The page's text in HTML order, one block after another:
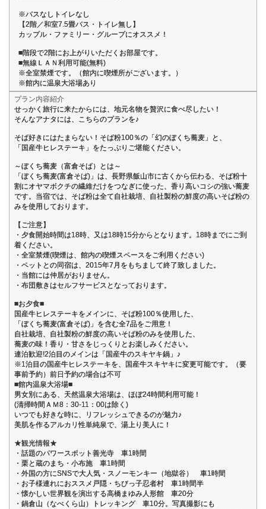
※バスなしトイレなし
【2階／和室7.5畳バス・トイレ無し】
カップル・ファミリー・グループにオススメ！
■階段で2階にお上がりいただくお部屋です。
■無線ＬＡＮ利用可能(無料)
※全室禁煙です。（館内に喫煙所がございます。）
※館内に温泉大浴場あり
プラン内容紹介
せっかく旅行に来たからには、地元名物を贅沢に食べ尽したい！
そんなアナタには、こちらのプランを♪
そば好きにはたまらない！そば粉100％の「幻のぼくち蕎麦」と、
「国産牛ヒレステーキ」をたっぷりご堪能ください。
～ぼくち蕎麦（富倉そば）とは～
「ぼくち蕎麦(富倉そば)」は、長野県飯山市に古くから伝わる、そば粉十
割にオヤマボクチの繊維だけをつなぎに使った、香り高いコシの強い蕎麦
です。当宿では、そば粉は全て自社栽培、自社製粉の鮮度の高いそば粉の
みを使用しております。
【ご注意】
・夕食開始時間は18時、又は18時15分からとなります。18時までにご到
着ください。
・全室禁煙(喫煙は、館内の喫煙スペースをご利用ください)
・ペットとの同宿は、2015年7月をもちまして終了致しました。
・当館には仲居がおりません。
・布団敷きはセルフサービスとなっております。
■お夕食■
国産牛ヒレステーキをメインに、そば粉100％使用した、
「ぼくち蕎麦(富倉そば)」を含む全7品をご用意！
自社栽培、自社製粉の鮮度の高いそば粉のみを使用した、
蕎麦の味！香り・甘さをじっくりとお楽しみください。
連泊歓迎!2泊目のメインは「国産牛のスキヤキ鍋」♪
※1泊目の国産牛ヒレステーキを、国産牛スキヤキに変更可能です。（要
事前予約）前日予約の場合は不可
■館内温泉大浴場■
男女別にある、天然温泉大浴場は、ほぼ24時間利用可能！
(清掃時間ＡＭ8：30-11：00は除く)
いつでも好きな時に、リフレッシュできるのが魅力♪
美肌を作るアルカリ性単純泉で、湯上り美人に！
★観光情報★
・話題のパワースポット善光寺 車1時間
・栗と蔵のまち・小布施 車1時間
・外国の方にSNSで大人気・スノーモンキー（地獄谷） 車1時間
・お子様連れにおススメ戸隠・ちびっ子忍者村 車1時間半
・懐かしい世界観を演出する高橋まゆみ人形館 車20分
・鍋倉山（なべくら山）トレッキング 車10分。写真撮影にも